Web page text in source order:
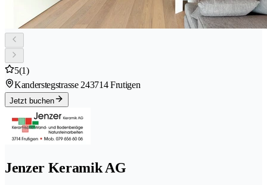
5(1)
Kanderstegstrasse 243714 Frutigen
Jetzt buchen
Jenzer Keramik AG